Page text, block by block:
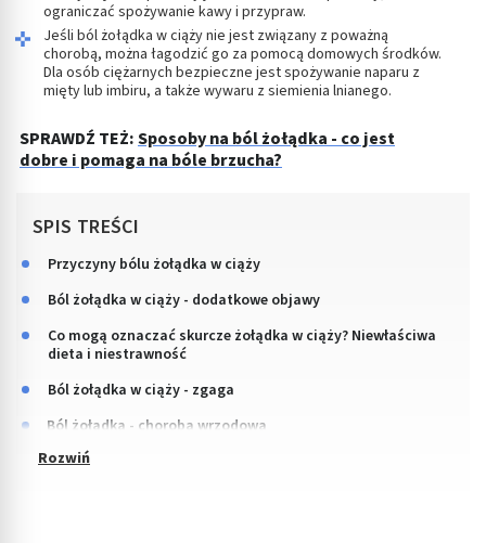
ograniczać spożywanie kawy i przypraw.
Jeśli ból żołądka w ciąży nie jest związany z poważną
chorobą, można łagodzić go za pomocą domowych środków.
Dla osób ciężarnych bezpieczne jest spożywanie naparu z
mięty lub imbiru, a także wywaru z siemienia lnianego.
SPRAWDŹ TEŻ:Sposoby na ból żołądka - co jest
dobre i pomaga na bóle brzucha?
SPIS TREŚCI
Przyczyny bólu żołądka w ciąży
Ból żołądka w ciąży - dodatkowe objawy
Co mogą oznaczać skurcze żołądka w ciąży? Niewłaściwa
dieta i niestrawność
Ból żołądka w ciąży - zgaga
Ból żołądka - choroba wrzodowa